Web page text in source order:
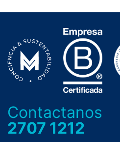
Contactanos
2707 1212